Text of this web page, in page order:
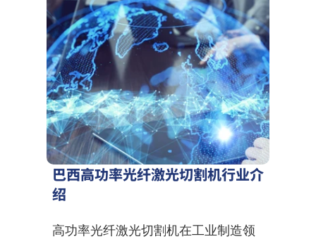
巴西高功率光纤激光切割机行业介
绍
高功率光纤激光切割机在工业制造领